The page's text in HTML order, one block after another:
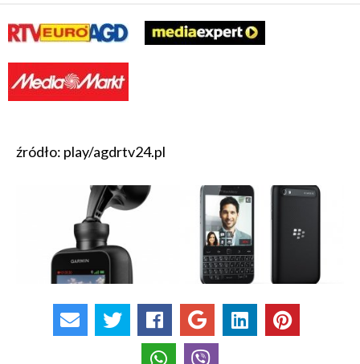
źródło: play/agdrtv24.pl